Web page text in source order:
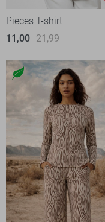
Pieces T-shirt
11,00 21,99